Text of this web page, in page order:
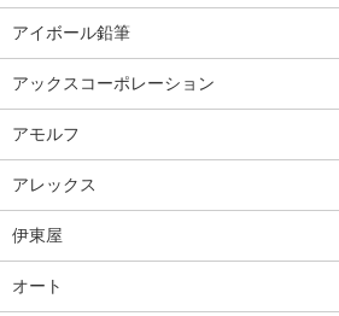
アイボール鉛筆
アックスコーポレーション
アモルフ
アレックス
伊東屋
オート